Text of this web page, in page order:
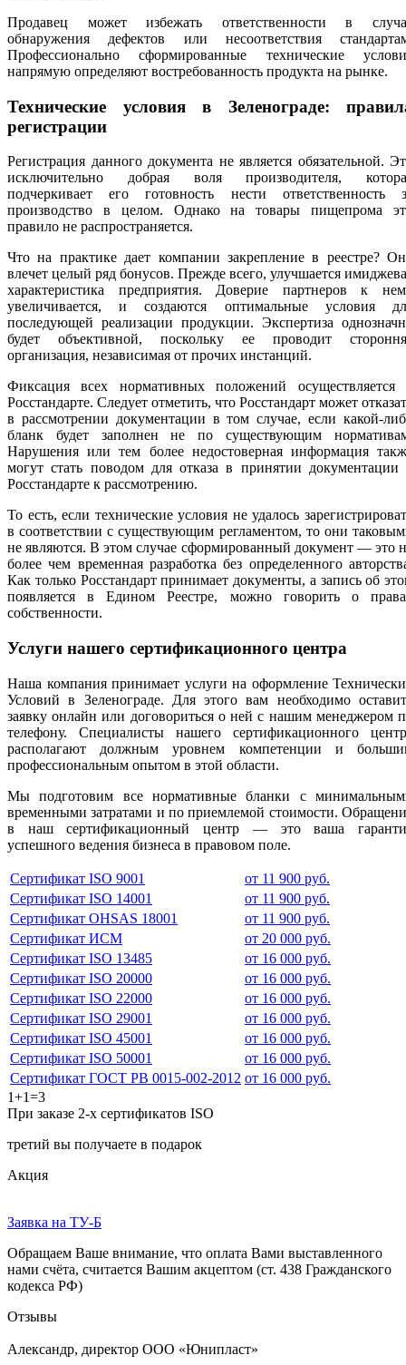
Продавец может избежать ответственности в
обнаружения дефектов или несоответствия
Профессионально сформированные технические
напрямую определяют востребованность продукта на рынке.
Технические условия в Зеленограде:
регистрации
Регистрация данного документа не является обязательной.
исключительно добрая воля производителя,
подчеркивает его готовность нести ответственность
производство в целом. Однако на товары пищепрома
правило не распространяется.
Что на практике дает компании закрепление в реестре?
влечет целый ряд бонусов. Прежде всего, улучшается
характеристика предприятия. Доверие партнеров к
увеличивается, и создаются оптимальные условия
последующей реализации продукции. Экспертиза
будет объективной, поскольку ее проводит
организация, независимая от прочих инстанций.
Фиксация всех нормативных положений осуществляется
Росстандарте. Следует отметить, что Росстандарт может
в рассмотрении документации в том случае, если какой-
бланк будет заполнен не по существующим
Нарушения или тем более недостоверная информация
могут стать поводом для отказа в принятии документации
Росстандарте к рассмотрению.
То есть, если технические условия не удалось
в соответствии с существующим регламентом, то они
не являются. В этом случае сформированный документ — это
более чем временная разработка без определенного
Как только Росстандарт принимает документы, а запись об
появляется в Едином Реестре, можно говорить о
собственности.
Услуги нашего сертификационного центра
Наша компания принимает услуги на оформление
Условий в Зеленограде. Для этого вам необходимо
заявку онлайн или договориться о ней с нашим менеджером
телефону. Специалисты нашего сертификационного
располагают должным уровнем компетенции и
профессиональным опытом в этой области.
Мы подготовим все нормативные бланки с
временными затратами и по приемлемой стоимости.
в наш сертификационный центр — это ваша
успешного ведения бизнеса в правовом поле.
Сертификат ISO 9001
от 11 900 руб.
Сертификат ISO 14001
от 11 900 руб.
Сертификат OHSAS 18001
от 11 900 руб.
Сертификат ИСМ
от 20 000 руб.
Сертификат ISO 13485
от 16 000 руб.
Сертификат ISO 20000
от 16 000 руб.
Сертификат ISO 22000
от 16 000 руб.
Сертификат ISO 29001
от 16 000 руб.
Сертификат ISO 45001
от 16 000 руб.
Сертификат ISO 50001
от 16 000 руб.
Сертификат ГОСТ РВ 0015-002-2012 от 16 000 руб.
1+1=3
При заказе 2-х сертификатов ISO
третий вы получаете в подарок
Акция
Заявка на ТУ-Б
Обращаем Ваше внимание, что оплата Вами выставленного
нами счёта, считается Вашим акцептом (ст. 438 Гражданского
кодекса РФ)
Отзывы
Александр, директор ООО «Юнипласт»